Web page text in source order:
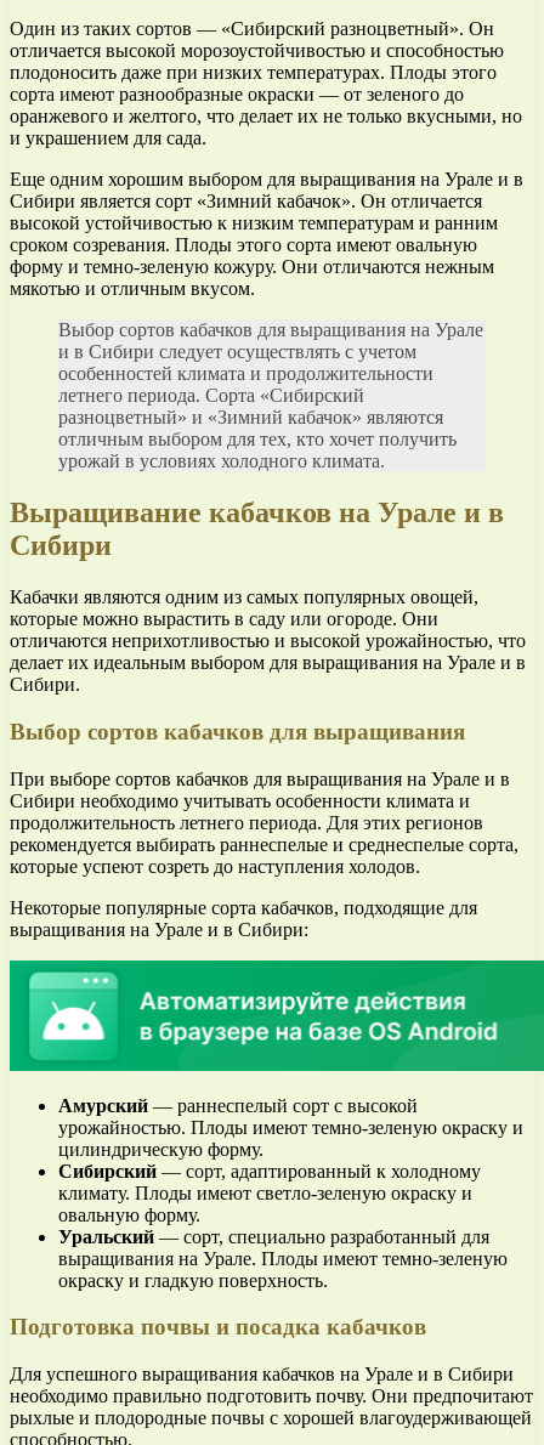
Один из таких сортов — «Сибирский разноцветный». Он
отличается высокой морозоустойчивостью и способностью
плодоносить даже при низких температурах. Плоды этого
сорта имеют разнообразные окраски — от зеленого до
оранжевого и желтого, что делает их не только вкусными, но
и украшением для сада.
Еще одним хорошим выбором для выращивания на Урале и в
Сибири является сорт «Зимний кабачок». Он отличается
высокой устойчивостью к низким температурам и ранним
сроком созревания. Плоды этого сорта имеют овальную
форму и темно-зеленую кожуру. Они отличаются нежным
мякотью и отличным вкусом.
Выбор сортов кабачков для выращивания на Урале
и в Сибири следует осуществлять с учетом
особенностей климата и продолжительности
летнего периода. Сорта «Сибирский
разноцветный» и «Зимний кабачок» являются
отличным выбором для тех, кто хочет получить
урожай в условиях холодного климата.
Выращивание кабачков на Урале и в
Сибири
Кабачки являются одним из самых популярных овощей,
которые можно вырастить в саду или огороде. Они
отличаются неприхотливостью и высокой урожайностью, что
делает их идеальным выбором для выращивания на Урале и в
Сибири.
Выбор сортов кабачков для выращивания
При выборе сортов кабачков для выращивания на Урале и в
Сибири необходимо учитывать особенности климата и
продолжительность летнего периода. Для этих регионов
рекомендуется выбирать раннеспелые и среднеспелые сорта,
которые успеют созреть до наступления холодов.
Некоторые популярные сорта кабачков, подходящие для
выращивания на Урале и в Сибири:
Амурский — раннеспелый сорт с высокой
урожайностью. Плоды имеют темно-зеленую окраску и
цилиндрическую форму.
Сибирский — сорт, адаптированный к холодному
климату. Плоды имеют светло-зеленую окраску и
овальную форму.
Уральский — сорт, специально разработанный для
выращивания на Урале. Плоды имеют темно-зеленую
окраску и гладкую поверхность.
Подготовка почвы и посадка кабачков
Для успешного выращивания кабачков на Урале и в Сибири
необходимо правильно подготовить почву. Они предпочитают
рыхлые и плодородные почвы с хорошей влагоудерживающей
способностью.